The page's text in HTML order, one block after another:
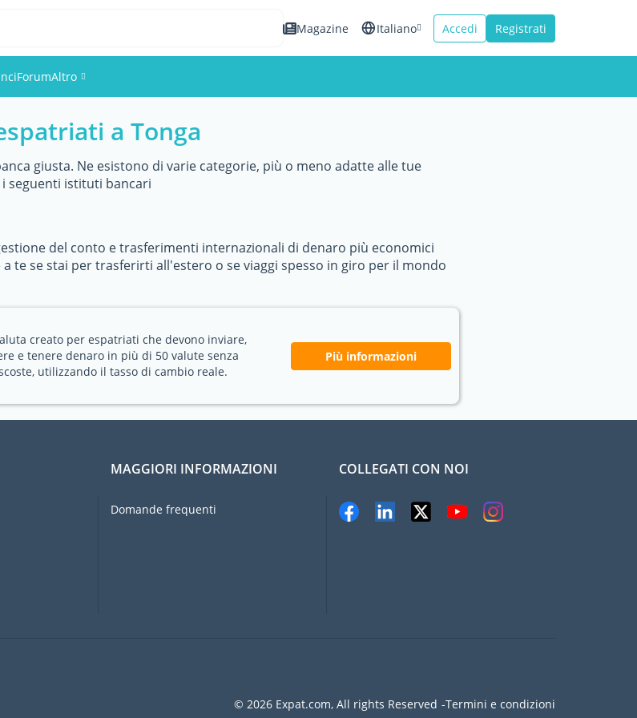
Magazine Italiano Accedi Registrati
ForumAltro
Eventi
Utenti
a Tonga
giusta. Ne esistono di varie categorie, più o meno adatte alle tue
seguenti istituti bancari
del conto e trasferimenti internazionali di denaro più economici
te se stai per trasferirti all'estero o se viaggi spesso in giro per il mondo
creato per espatriati che devono inviare,
e tenere denaro in più di 50 valute senza
utilizzando il tasso di cambio reale.
Più informazioni
MAGGIORI INFORMAZIONI
Domande frequenti
COLLEGATI CON NOI
© 2026 Expat.com, All rights Reserved Termini e condizioni